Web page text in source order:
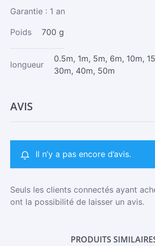
Garantie : 1 an
Poids 700 g
longueur
0.5m, 1m, 5m, 6m, 10m,
30m, 40m, 50m
AVIS
Il n’y a pas encore d’avis.
Seuls les clients connectés ayant
ont la possibilité de laisser un avis.
PRODUITS